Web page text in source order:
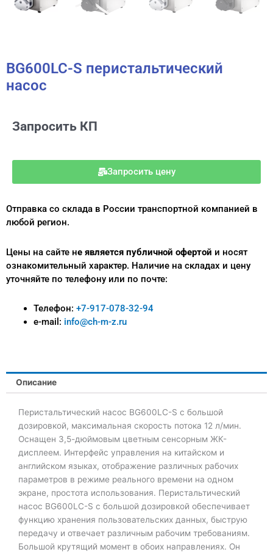
BG600LC-S перистальтический
насос
Запросить КП
Запросить цену
Отправка со склада в России транспортной компанией в
любой регион.
Цены на сайте не является публичной офертой и носят
ознакомительный характер. Наличие на складах и цену
уточняйте по телефону или по почте:
Телефон: +7-917-078-32-94
e-mail: info@ch-m-z.ru
Описание
Перистальтический насос BG600LC-S с большой
дозировкой, максимальная скорость потока 12 л/мин.
Оснащен 3,5-дюймовым цветным сенсорным ЖК-
дисплеем. Интерфейс управления на китайском и
английском языках, отображение различных рабочих
параметров в режиме реального времени на одном
экране, простота использования. Перистальтический
насос BG600LC-S с большой дозировкой обеспечивает
функцию хранения пользовательских данных, быструю
передачу и отвечает различным рабочим требованиям.
Большой крутящий момент в обоих направлениях. Он